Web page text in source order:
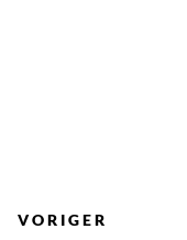
VORIGER